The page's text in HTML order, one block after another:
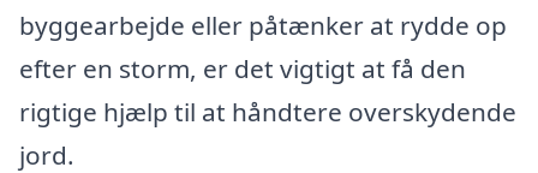
byggearbejde eller påtænker at rydde op
efter en storm, er det vigtigt at få den
rigtige hjælp til at håndtere overskydende
jord.